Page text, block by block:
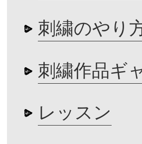
刺繍のやり
刺繍作品ギ
レッスン